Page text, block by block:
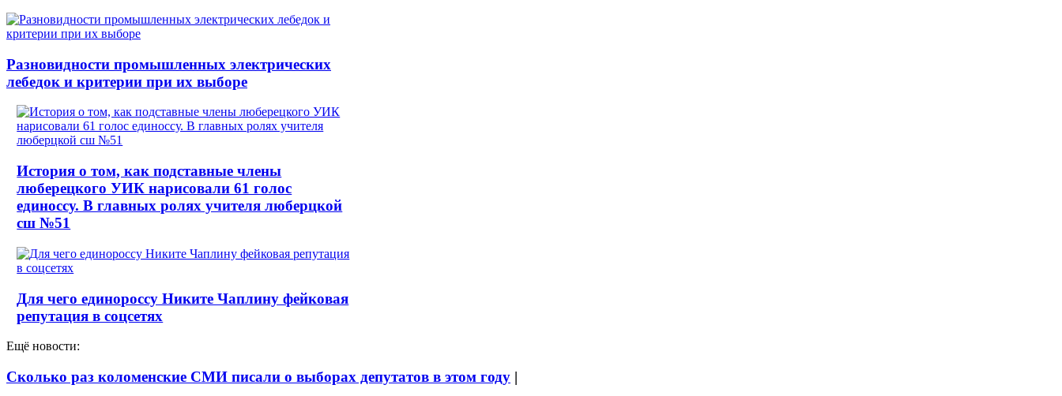
Разновидности промышленных электрических
лебедок и критерии при их выборе
История о том, как подставные члены
люберецкого УИК нарисовали 61 голос
единоссу. В главных ролях учителя люберцкой
сш №51
Для чего единороссу Никите Чаплину фейковая
репутация в соцсетях
Ещё новости:
Сколько раз коломенские СМИ писали о выборах депутатов в этом году |